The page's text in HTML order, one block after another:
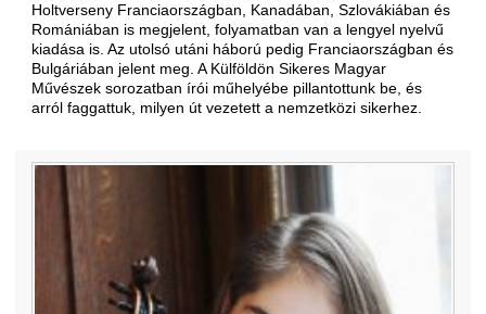
Holtverseny Franciaországban, Kanadában, Szlovákiában és
Romániában is megjelent, folyamatban van a lengyel nyelvű
kiadása is. Az utolsó utáni háború pedig Franciaországban és
Bulgáriában jelent meg. A Külföldön Sikeres Magyar
Művészek sorozatban írói műhelyébe pillantottunk be, és
arról faggattuk, milyen út vezetett a nemzetközi sikerhez.